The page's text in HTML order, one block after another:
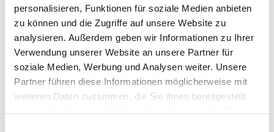
personalisieren, Funktionen für soziale Medien anbieten
zu können und die Zugriffe auf unsere Website zu
analysieren. Außerdem geben wir Informationen zu Ihrer
Verwendung unserer Website an unsere Partner für
soziale Medien, Werbung und Analysen weiter. Unsere
Partner führen diese Informationen möglicherweise mit
weiteren Daten zusammen, die Sie ihnen bereitgestellt
Vereinsleben
Vereinsservice
Liste der Frastanzer Vereine
Veranstaltungen
Veranstaltungskalender
Wirtschaft
Unternehmen & Standort
Nahversorgerliste
Betriebe